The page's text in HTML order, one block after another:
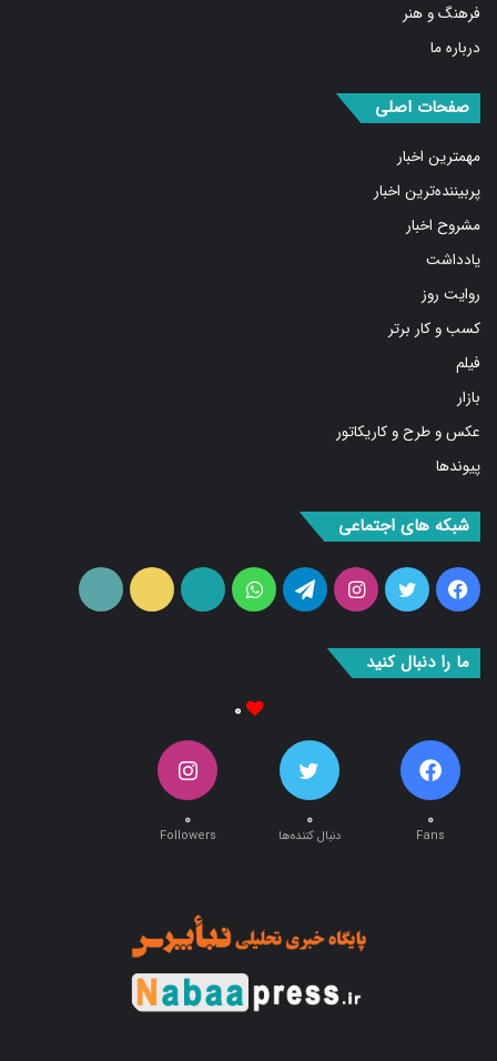
فرهنگ و هنر
درباره ما
صفحات اصلی
مهمترین اخبار
پربیننده‌ترین اخبار
مشروح اخبار
یادداشت
روایت روز
کسب و کار برتر
فیلم
بازار
عکس و طرح و کاریکاتور
پیوندها
شبکه های اجتماعی
فیس
توییتر اینستاگرامتلگرام واتس
آپارات ایتا
ما را دنبال کنید
۰
۰
Fans
۰
دنبال کننده‌ها
۰
Followers